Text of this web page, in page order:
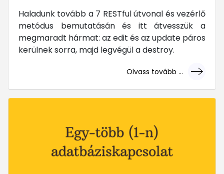
Haladunk tovább a 7 RESTful útvonal és vezérlő
metódus bemutatásán és itt átvesszük a
megmaradt hármat: az edit és az update páros
kerülnek sorra, majd legvégül a destroy.
Olvass tovább ...
... mert megéri!